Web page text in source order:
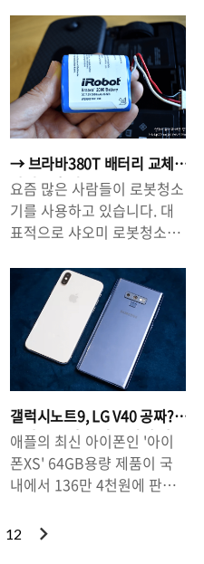
는 앱일 분만 아니라, 우리나
라에서도 카카오톡, 네이버
등을 제치고 나이를 불문하고
모든 연령층에서 '가장 많이
이용하는 응용프로그램
(앱)'이 되었다는 것은 의미심
장한 일입니다. 이는 그만큼
성공할 수 있는 가능성이 커
졋다는 것을 의미합니다. 유
튜브 수익 ..
'지금 당장' 나에게 불편한 증
상이 나타나지 않는다는 거
죠. 몸 안에 쌓이게 되는 것이
고, 초미세먼지의 경우에는
호흡기를 통해 인체에 침투해
서 치명적인 영향을 줄 수도
있다고 합니다. 그렇기 때문
에 '미세먼지'를 막아줄 수 있
는 '마스크'에 좀 더 신경을 쓸
수 밖에 없습니다. 단순히, 입
과 코를 가려주는 것이 아니
지'의 침투를 막아주는 그런
마스크를 써야한다는 거죠.
이것은 '건강'과 '생존'의 문제
로 직결 된다고 할 수 있기 때
문에, 신중할 수 밖에 없습니
다. 최소한 '호미로 막을 것을
가래로 막'는 우를 범하지 않
아야 합니다. '건강'을 위해서
'마스크'에 대..
→ 브라바380T 배터리 교체
방법 & 후기
요즘 많은 사람들이 로봇청소
기를 사용하고 있습니다. 대
표적으로 샤오미 로봇청소기,
있는데요, 이들 제품들은 직
구를 통해서 구입하는 게 일
반적이기 때문에 고장나거나
작동이 안 될 때 어떻게 대처
해야할 지 몰라서 난감할 수
도 있습니다. 저 역시 '샤오미
로봇 청소기'(관련 글
▶https://enjoiyourlife.co
m/2163)와 물걸레 로봇 청소
기 아이로봇 '브라바380T'(관
련 글
m/2288 )을 사용하고 있는데
갤럭시노트9, LG V40 공짜?
스마트폰 좌표 정보 쉽게 알
아내는 방법.
애플의 최신 아이폰인 '아이
폰XS' 64GB용량 제품이 국
내에서 136만 4천원에 판매
Max' 512GB용량 제품의 가
12
다